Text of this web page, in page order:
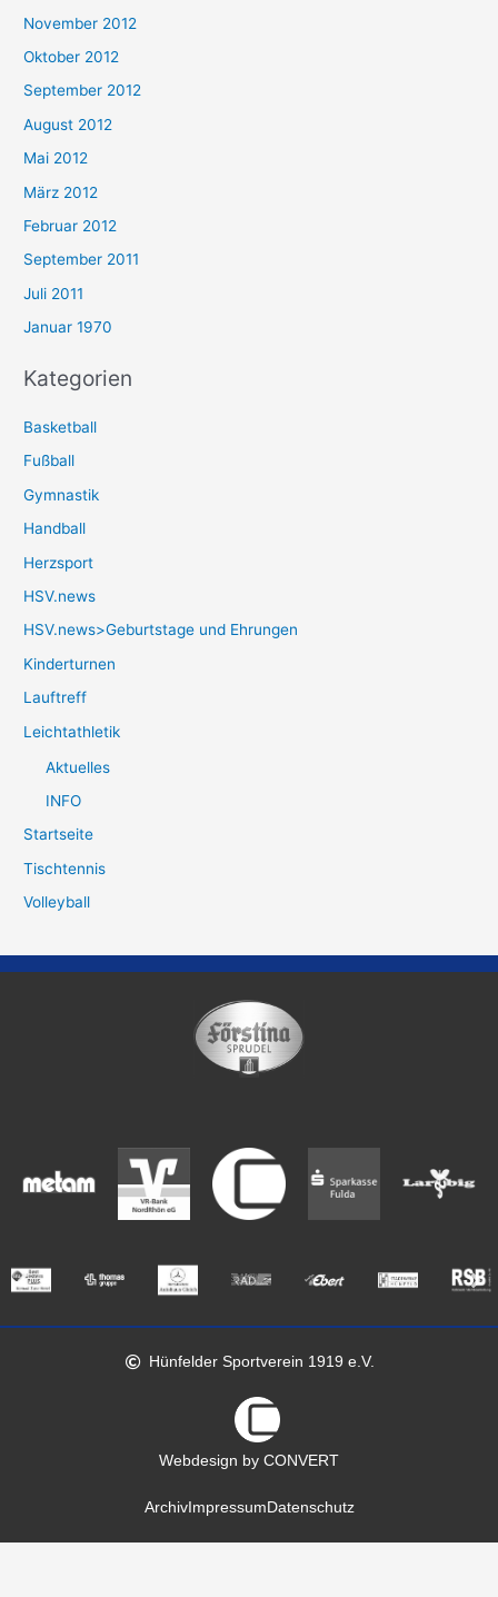
November 2012
Oktober 2012
September 2012
August 2012
Mai 2012
März 2012
Februar 2012
September 2011
Juli 2011
Januar 1970
Kategorien
Basketball
Fußball
Gymnastik
Handball
Herzsport
HSV.news
HSV.news>Geburtstage und Ehrungen
Kinderturnen
Lauftreff
Leichtathletik
Aktuelles
INFO
Startseite
Tischtennis
Volleyball
Hünfelder Sportverein 1919 e.V.
Webdesign by CONVERT
ArchivImpressumDatenschutz